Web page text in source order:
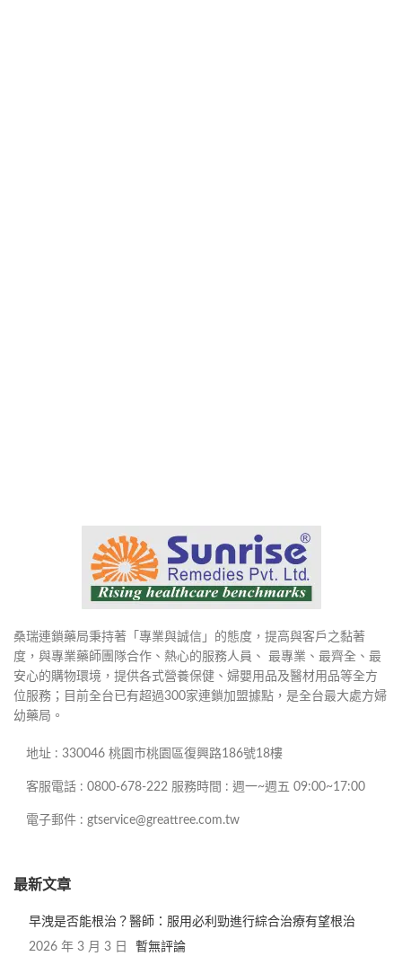
桑瑞連鎖藥局秉持著「專業與誠信」的態度，提高與客戶之黏著
度，與專業藥師團隊合作、熱心的服務人員、 最專業、最齊全、最
安心的購物環境，提供各式營養保健、婦嬰用品及醫材用品等全方
位服務；目前全台已有超過300家連鎖加盟據點，是全台最大處方婦
幼藥局。
地址 : 330046 桃園市桃園區復興路186號18樓
客服電話 : 0800-678-222 服務時間 : 週一~週五 09:00~17:00
電子郵件 : gtservice@greattree.com.tw
最新文章
早洩是否能根治？醫師：服用必利勁進行綜合治療有望根治
2026 年 3 月 3 日 暫無評論